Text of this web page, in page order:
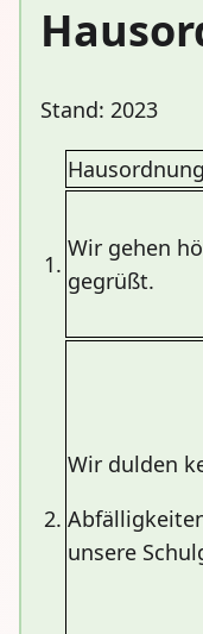
Stand: 2023
Hausordnung
1.
Wir gehen
gegrüßt.
2.
Wir dulden
unsere